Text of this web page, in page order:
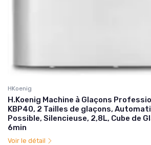
HKoenig
H.Koenig Machine à Glaçons
KBP40, 2 Tailles de glaçons,
Possible, Silencieuse, 2,8L, Cube de
6min
Voir le détail